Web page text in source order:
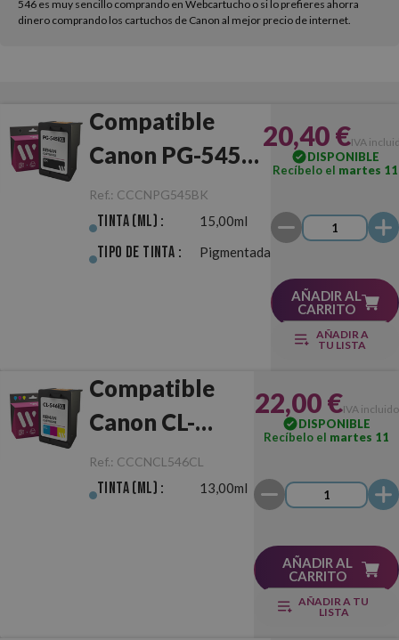
546 es muy sencillo comprando en Webcartucho o si lo prefieres ahorra
dinero comprando los cartuchos de Canon al mejor precio de internet.
Compatible
Canon PG-545XL
Negro
Ref.: CCCNPG545BK
Tinta (ml) : 15,00ml
Tipo de Tinta : Pigmentada
20,40 €IVA
DISPONIBLE
Recíbelo el martes 11
AÑADIR AL
CARRITO
AÑADIR A
TU LISTA
Compatible
Canon CL-
546XL Color
Ref.: CCCNCL546CL
Tinta (ml) : 13,00ml
22,00 €IVA incluido
DISPONIBLE
Recíbelo el martes 11
AÑADIR AL
CARRITO
AÑADIR A TU
LISTA